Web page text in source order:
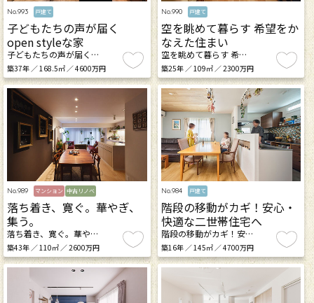
No.993 戸建て
子どもたちの声が届く
open styleな家
子どもたちの声が届く…
築37年 ／ 168.5㎡ ／ 4600万円
No.990 戸建て
空を眺めて暮らす 希望をか
なえた住まい
空を眺めて暮らす 希…
築25年 ／ 109㎡ ／ 2300万円
No.989 マンション 中古リノベ
落ち着き、寛ぐ。華やぎ、
集う。
落ち着き、寛ぐ。華や…
築43年 ／ 110㎡ ／ 2600万円
No.984 戸建て
階段の移動がカギ！安心・
快適な二世帯住宅へ
階段の移動がカギ！安…
築16年 ／ 145㎡ ／ 4700万円